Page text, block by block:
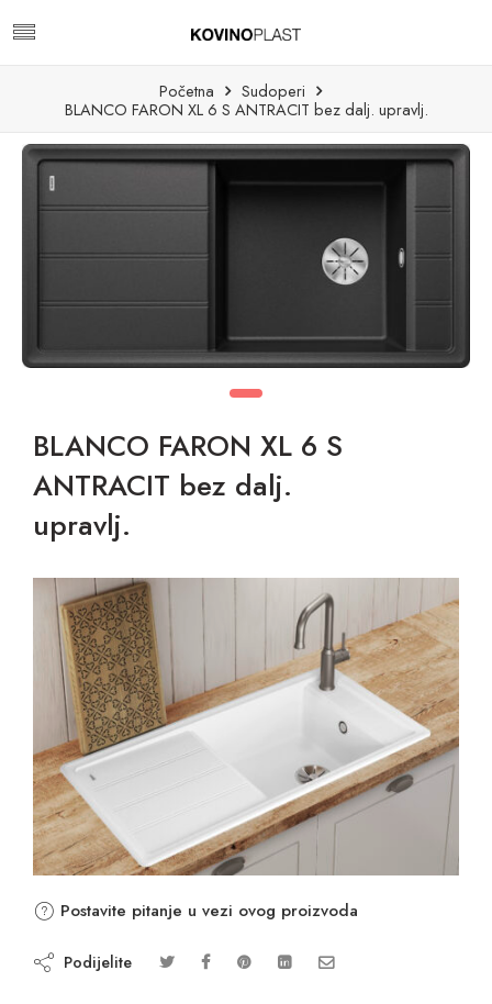
Početna
Sudoperi
BLANCO FARON XL 6 S ANTRACIT bez dalj. upravlj.
BLANCO FARON XL 6 S
ANTRACIT bez dalj.
upravlj.
Postavite pitanje u vezi ovog proizvoda
Podijelite